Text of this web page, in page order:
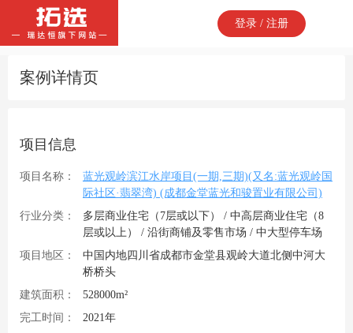
登录 / 注册
案例详情页
项目信息
项目名称：
蓝光观岭滨江水岸项目(一期,三期)(又名:蓝光观岭国
际社区·翡翠湾) (成都金堂蓝光和骏置业有限公司)
行业分类：
多层商业住宅（7层或以下） / 中高层商业住宅（8
层或以上） / 沿街商铺及零售市场 / 中大型停车场
项目地区：
中国内地四川省成都市金堂县观岭大道北侧中河大
桥桥头
建筑面积：
528000m²
完工时间：
2021年